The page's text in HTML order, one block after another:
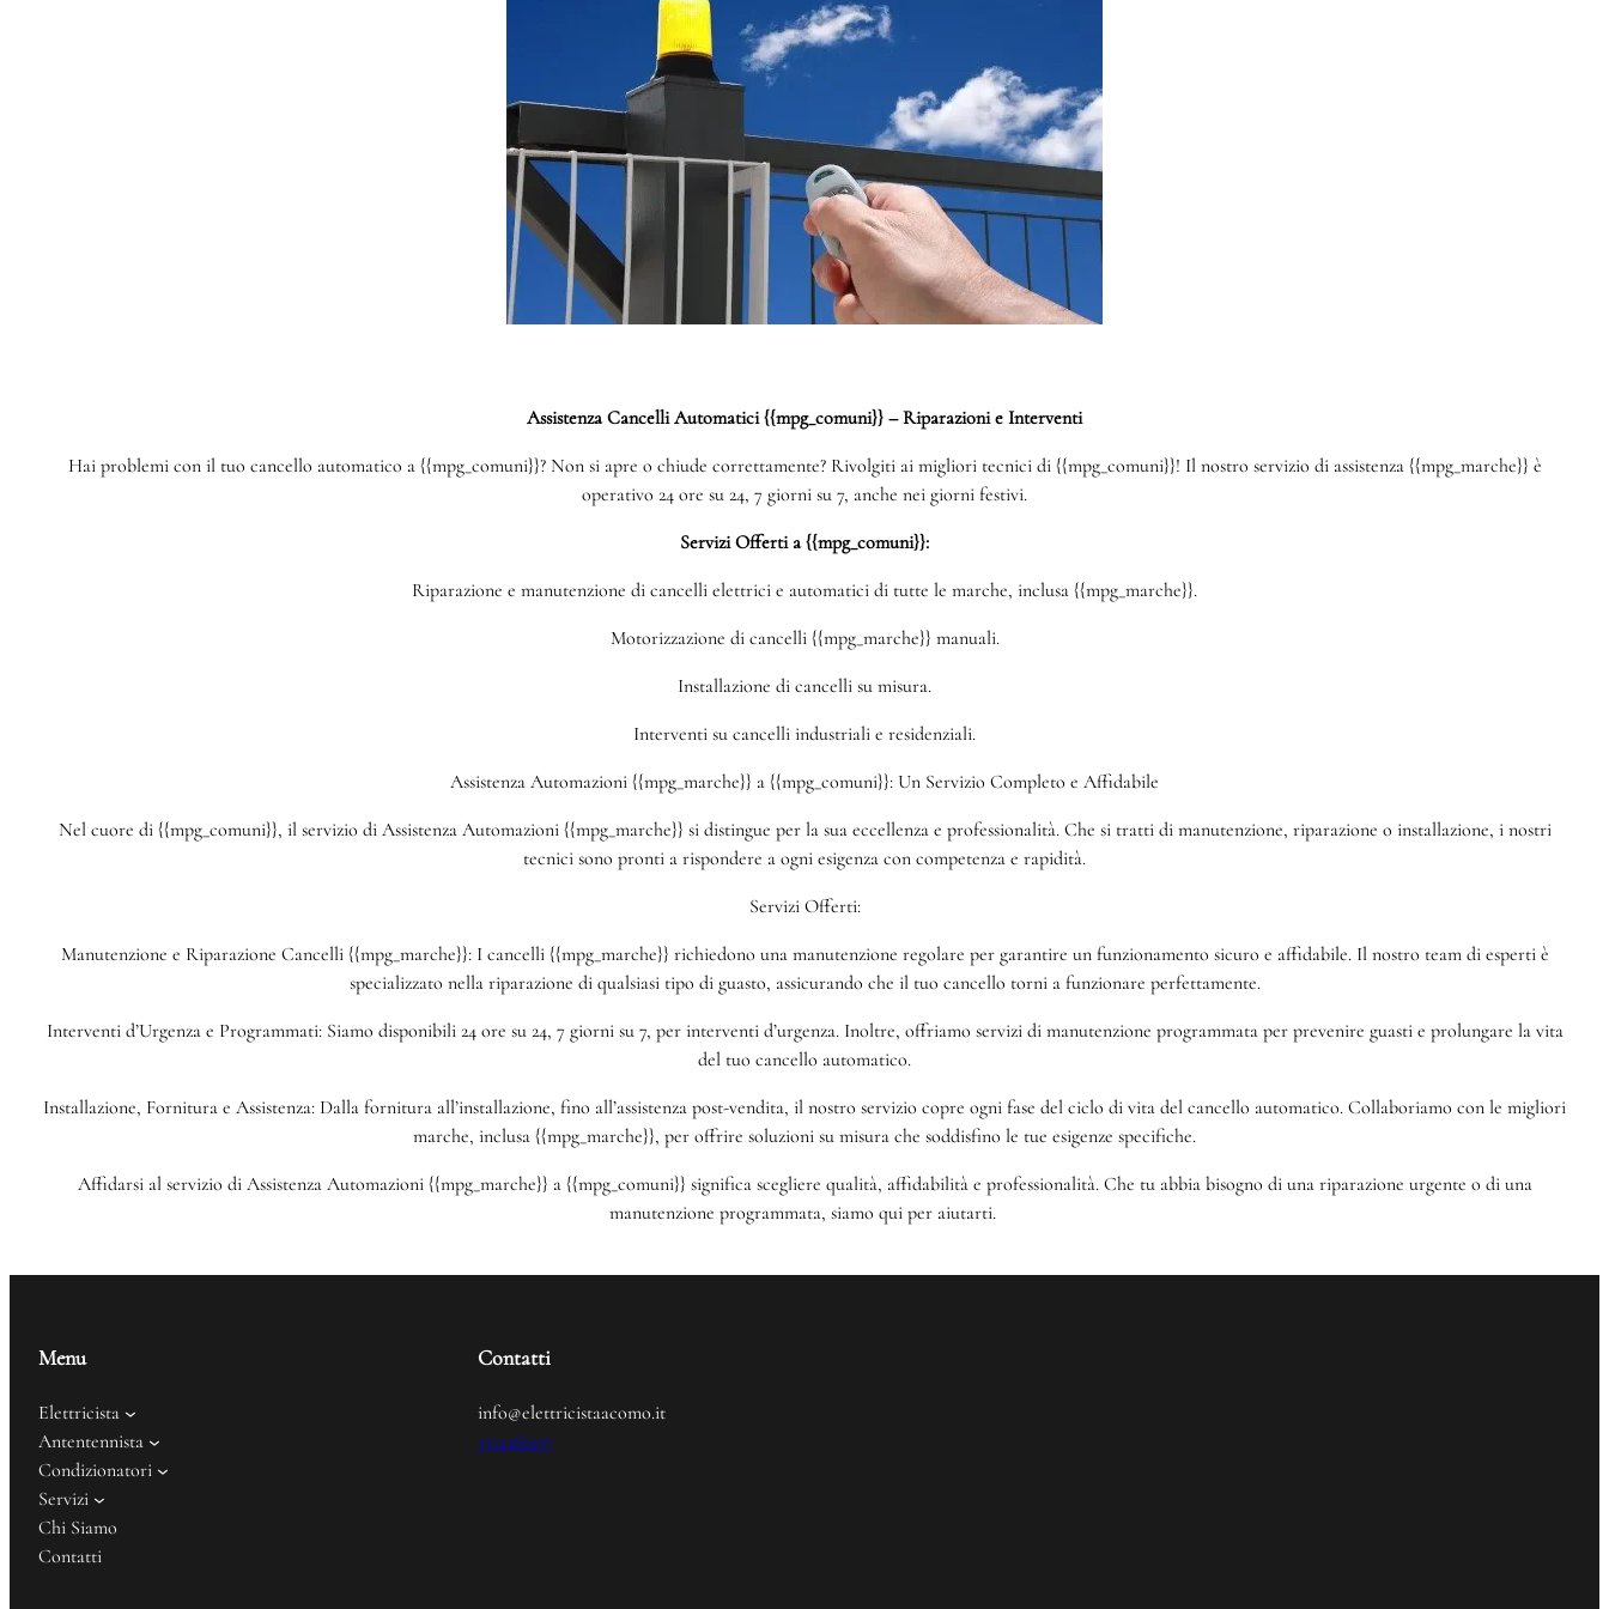
Assistenza Cancelli Automatici {{mpg_comuni}} – Riparazioni e Interventi
Hai problemi con il tuo cancello automatico a {{mpg_comuni}}? Non si apre o chiude correttamente? Rivolgiti ai migliori tecnici di {{mpg_comuni}}! Il nostro servizio di assistenza {{mpg_marche}} è
operativo 24 ore su 24, 7 giorni su 7, anche nei giorni festivi.
Servizi Offerti a {{mpg_comuni}}:
Riparazione e manutenzione di cancelli elettrici e automatici di tutte le marche, inclusa {{mpg_marche}}.
Motorizzazione di cancelli {{mpg_marche}} manuali.
Installazione di cancelli su misura.
Interventi su cancelli industriali e residenziali.
Assistenza Automazioni {{mpg_marche}} a {{mpg_comuni}}: Un Servizio Completo e Affidabile
Nel cuore di {{mpg_comuni}}, il servizio di Assistenza Automazioni {{mpg_marche}} si distingue per la sua eccellenza e professionalità. Che si tratti di manutenzione, riparazione o installazione, i nostri
tecnici sono pronti a rispondere a ogni esigenza con competenza e rapidità.
Servizi Offerti:
Manutenzione e Riparazione Cancelli {{mpg_marche}}: I cancelli {{mpg_marche}} richiedono una manutenzione regolare per garantire un funzionamento sicuro e affidabile. Il nostro team di esperti è
specializzato nella riparazione di qualsiasi tipo di guasto, assicurando che il tuo cancello torni a funzionare perfettamente.
Interventi d’Urgenza e Programmati: Siamo disponibili 24 ore su 24, 7 giorni su 7, per interventi d’urgenza. Inoltre, offriamo servizi di manutenzione programmata per prevenire guasti e prolungare la vita
del tuo cancello automatico.
Installazione, Fornitura e Assistenza: Dalla fornitura all’installazione, fino all’assistenza post-vendita, il nostro servizio copre ogni fase del ciclo di vita del cancello automatico. Collaboriamo con le migliori
marche, inclusa {{mpg_marche}}, per offrire soluzioni su misura che soddisfino le tue esigenze specifiche.
Affidarsi al servizio di Assistenza Automazioni {{mpg_marche}} a {{mpg_comuni}} significa scegliere qualità, affidabilità e professionalità. Che tu abbia bisogno di una riparazione urgente o di una
manutenzione programmata, siamo qui per aiutarti.
Menu
Elettricista
Antentennista
Condizionatori
Servizi
Chi Siamo
Contatti
Contatti
info@elettricistaacomo.it
3312466237